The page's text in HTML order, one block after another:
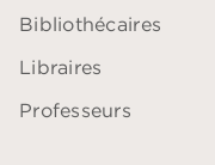
Bibliothécaires
Libraires
Professeurs